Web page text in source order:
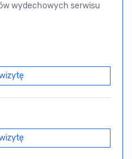
wydechowych serwisu